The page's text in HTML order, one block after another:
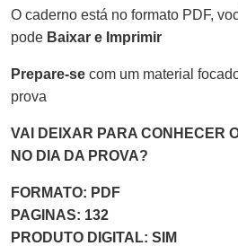
O caderno está no formato PDF,
pode Baixar e Imprimir
Prepare-se com um material
prova
VAI DEIXAR PARA CONHECER
NO DIA DA PROVA?
FORMATO: PDF
PAGINAS: 132
PRODUTO DIGITAL: SIM